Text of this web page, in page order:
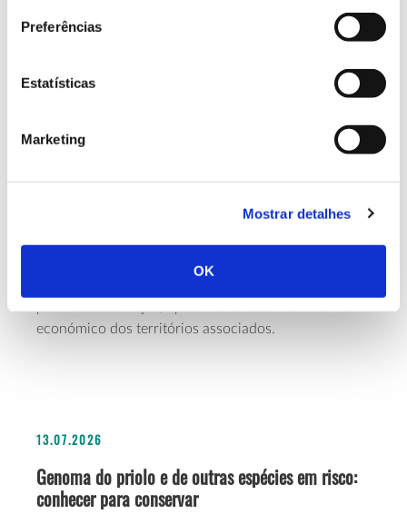
Preferências
Estatísticas
Marketing
Mostrar detalhes
OK
Passadiços do Paiva)
é também experienciar a gastronomia e a
facilitar este conhecimento abrangente do território,
Natural.pt
, associados à respetiva área protegida.
Áreas Protegidas (e envolvente), prestados por
pequenas empresas, operadores turísticos e
produtores locais. A marca pretende ser uma
económico dos territórios associados.
13.07.2026
Genoma do priolo e de outras espécies em risco:
conhecer para conservar